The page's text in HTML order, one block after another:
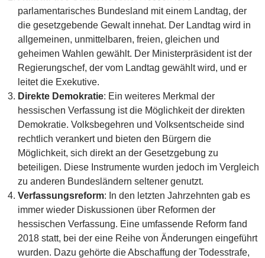
parlamentarisches Bundesland mit einem Landtag, der
die gesetzgebende Gewalt innehat. Der Landtag wird in
allgemeinen, unmittelbaren, freien, gleichen und
geheimen Wahlen gewählt. Der Ministerpräsident ist der
Regierungschef, der vom Landtag gewählt wird, und er
leitet die Exekutive.
Direkte Demokratie: Ein weiteres Merkmal der
hessischen Verfassung ist die Möglichkeit der direkten
Demokratie. Volksbegehren und Volksentscheide sind
rechtlich verankert und bieten den Bürgern die
Möglichkeit, sich direkt an der Gesetzgebung zu
beteiligen. Diese Instrumente wurden jedoch im Vergleich
zu anderen Bundesländern seltener genutzt.
Verfassungsreform: In den letzten Jahrzehnten gab es
immer wieder Diskussionen über Reformen der
hessischen Verfassung. Eine umfassende Reform fand
2018 statt, bei der eine Reihe von Änderungen eingeführt
wurden. Dazu gehörte die Abschaffung der Todesstrafe,